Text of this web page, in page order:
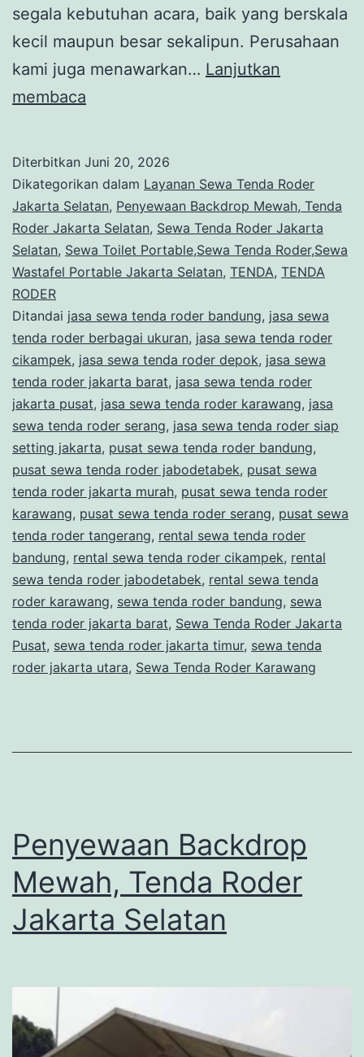
segala kebutuhan acara, baik yang berskala
kecil maupun besar sekalipun. Perusahaan
kami juga menawarkan… Lanjutkan
membaca
Tenda
Roder,Sewa
Wastafel
Portable
Selatan
Diterbitkan Juni 20, 2026
Dikategorikan dalam Layanan Sewa Tenda Roder
Jakarta Selatan, Penyewaan Backdrop Mewah, Tenda
Roder Jakarta Selatan, Sewa Tenda Roder Jakarta
Selatan, Sewa Toilet Portable,Sewa Tenda Roder,Sewa
Wastafel Portable Jakarta Selatan, TENDA, TENDA
RODER
Ditandai jasa sewa tenda roder bandung, jasa sewa
tenda roder berbagai ukuran, jasa sewa tenda roder
cikampek, jasa sewa tenda roder depok, jasa sewa
tenda roder jakarta barat, jasa sewa tenda roder
jakarta pusat, jasa sewa tenda roder karawang, jasa
sewa tenda roder serang, jasa sewa tenda roder siap
setting jakarta, pusat sewa tenda roder bandung,
pusat sewa tenda roder jabodetabek, pusat sewa
tenda roder jakarta murah, pusat sewa tenda roder
karawang, pusat sewa tenda roder serang, pusat sewa
tenda roder tangerang, rental sewa tenda roder
bandung, rental sewa tenda roder cikampek, rental
sewa tenda roder jabodetabek, rental sewa tenda
roder karawang, sewa tenda roder bandung, sewa
tenda roder jakarta barat, Sewa Tenda Roder Jakarta
Pusat, sewa tenda roder jakarta timur, sewa tenda
roder jakarta utara, Sewa Tenda Roder Karawang
Penyewaan Backdrop
Mewah, Tenda Roder
Jakarta Selatan